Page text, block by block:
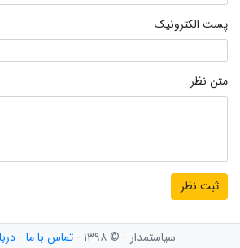
پست الکترونیک
متن نظر
سیاستمدار - © ۱۳۹۸ - تماس با ما -